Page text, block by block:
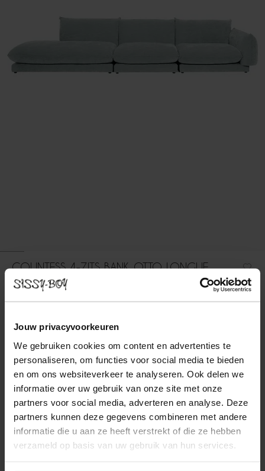
Jouw privacyvoorkeuren
We gebruiken cookies om content en advertenties te
personaliseren, om functies voor social media te bieden
en om ons websiteverkeer te analyseren. Ook delen we
informatie over uw gebruik van onze site met onze
partners voor social media, adverteren en analyse. Deze
partners kunnen deze gegevens combineren met andere
informatie die u aan ze heeft verstrekt of die ze hebben
verzameld op basis van uw gebruik van hun services.
COUNTESS 4-ZITS BANK OTTO LONGUE
LINKS ARTIC SKY
4-zits otto longue links uit de Countess serie van Sissy-Boy. De
serie bestaat uit zeven modulaire onderdelen, zodat je de bank
hebt. Door de lage zitting geeft de Cou...
4 zits otto longue l... (1x) + opties
2 Stof: Artic Sky + kleuropties